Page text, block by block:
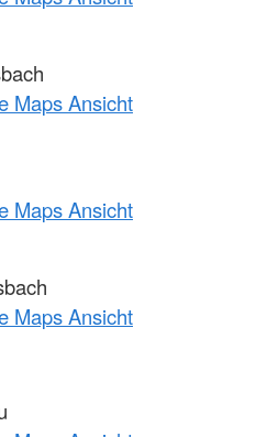
Maps Ansicht
Maps Ansicht
Maps Ansicht